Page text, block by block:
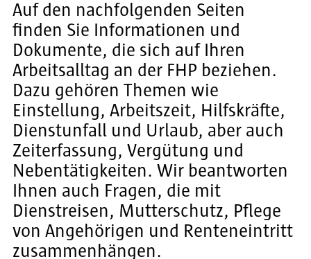
Auf den nachfolgenden Seiten
finden Sie Informationen und
Dokumente, die sich auf Ihren
Arbeitsalltag an der FHP beziehen.
Dazu gehören Themen wie
Einstellung, Arbeitszeit, Hilfskräfte,
Dienstunfall und Urlaub, aber auch
Zeiterfassung, Vergütung und
Nebentätigkeiten. Wir beantworten
Ihnen auch Fragen, die mit
Dienstreisen, Mutterschutz, Pflege
von Angehörigen und Renteneintritt
zusammenhängen.